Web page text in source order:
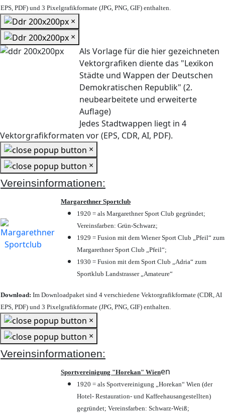
EPS, PDF) und 3 Pixelgrafikformate (JPG, PNG, GIF) enthalten.
×
×
Als Vorlage für die hier gezeichneten
Vektorgrafiken diente das "Lexikon
Städte und Wappen der Deutschen
Demokratischen Republik" (2.
neubearbeitete und erweiterte
Auflage)
Jedes Stadtwappen liegt in 4
Vektorgrafikformaten vor (EPS, CDR, AI, PDF).
×
×
Vereinsinformationen:
Margarethner Sportclub
1920 = als Margarethner Sport Club gegründet;
Vereinsfarben: Grün-Schwarz;
1929 = Fusion mit dem Wiener Sport Club „Pfeil“ zum
Margarethner Sport Club „Pfeil“;
1930 = Fusion mit dem Sport Club „Adria“ zum
Sportklub Landstrasser „Amateure“
Download: Im Downloadpaket sind 4 verschiedene Vektorgrafikformate (CDR, AI
EPS, PDF) und 3 Pixelgrafikformate (JPG, PNG, GIF) enthalten.
×
×
Vereinsinformationen:
Sportvereinigung "Horekan" Wienen
1920 = als Sportvereinigung „Horekan“ Wien (der
Hotel- Restauration- und Kaffeehausangestellten)
gegründet; Vereinsfarben: Schwarz-Weiß;